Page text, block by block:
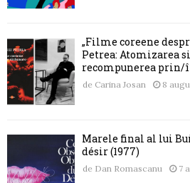
„Filme coreene
Petrea: Atomizarea
recompunerea prin/
de Carina Josan 8
Marele final al lui
désir (1977)
de Dan Romascanu 7